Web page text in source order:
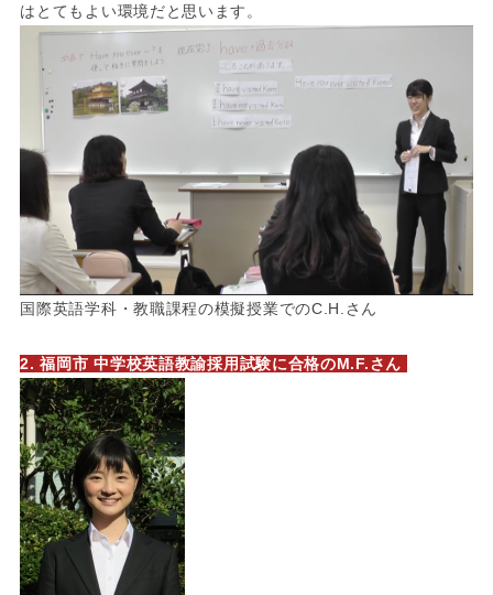
はとてもよい環境だと思います。
国際英語学科・教職課程の模擬授業でのC.H.さん
2. 福岡市 中学校英語教諭採用試験に合格のM.F.さん